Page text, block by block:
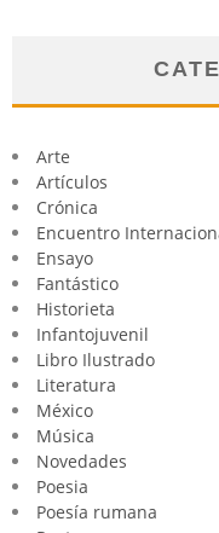
Arte
Artículos
Crónica
Encuentro
Ensayo
Fantástico
Historieta
Infantojuvenil
Libro Ilustrado
Literatura
México
Música
Novedades
Poesia
Poesía rumana